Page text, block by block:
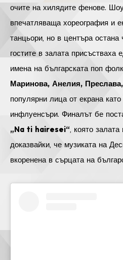
очите на хилядите фенове.
впечатляваща хореография и
танцьори, но в центъра
гостите в залата присъстваха
имена на българската поп
Маринова, Анелия,
популярни лица от екрана като
инфлуенсъри. Финалът бе
„Na ti hairesei“, която
доказвайки, че музиката на
вкоренена в сърцата на